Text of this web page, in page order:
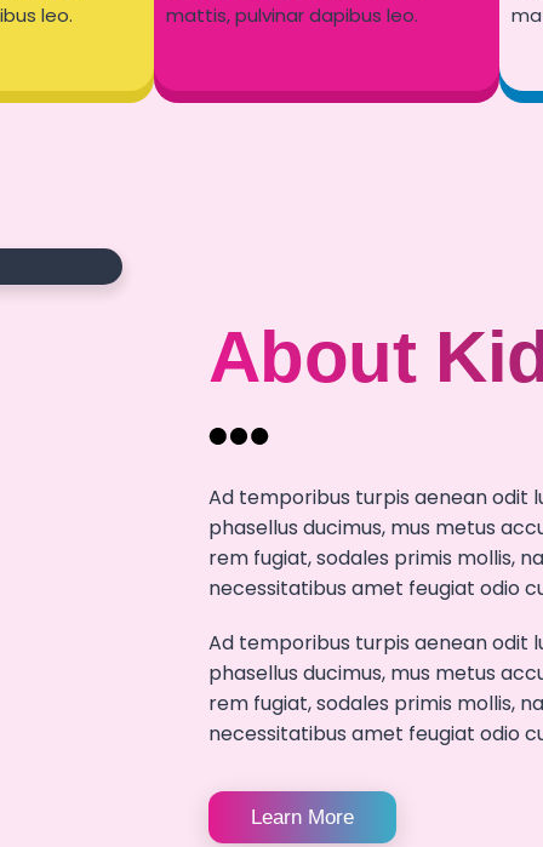
leo.
mattis, pulvinar dapibus leo.
About
Ad temporibus turpis aenean odit
phasellus ducimus, mus metus
rem fugiat, sodales primis mollis,
necessitatibus amet feugiat odio
Ad temporibus turpis aenean odit
phasellus ducimus, mus metus
rem fugiat, sodales primis mollis,
necessitatibus amet feugiat odio
Learn More